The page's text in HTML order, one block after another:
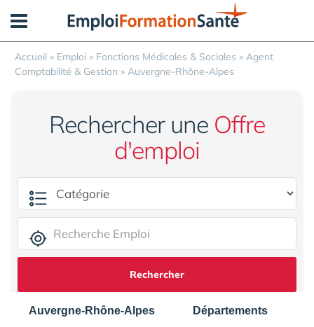
Accueil » Emploi » Fonctions Médicales & Sociales » Agent
Comptabilité & Gestion » Auvergne-Rhône-Alpes
Rechercher une Offre
d'emploi
Rechercher
Auvergne-Rhône-Alpes
Départements